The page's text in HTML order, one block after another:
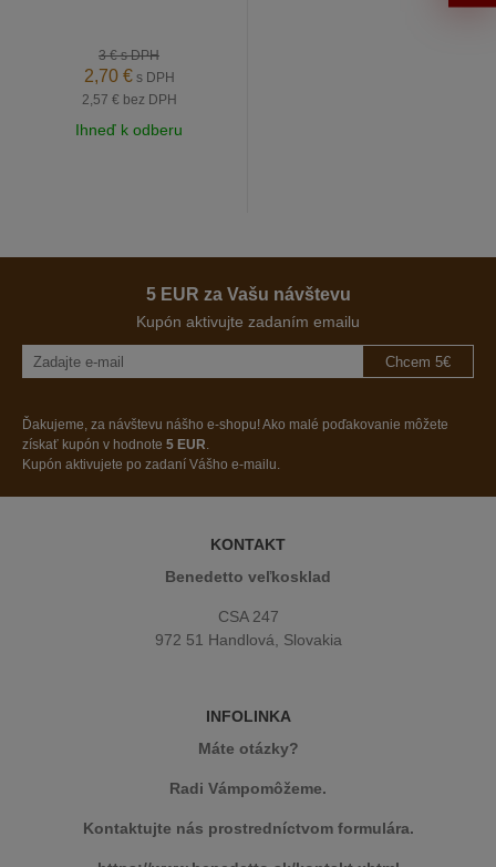
3 €s DPH
2,70 € s DPH
2,57 € bez DPH
Ihneď k odberu
5 EUR za Vašu návštevu
Kupón aktivujte zadaním emailu
Chcem 5€
Ďakujeme, za návštevu nášho e-shopu! Ako malé poďakovanie môžete
získať kupón v hodnote 5 EUR.
Kupón aktivujete po zadaní Vášho e-mailu.
KONTAKT
Benedetto veľkosklad
CSA 247
972 51 Handlová, Slovakia
INFOLINKA
Máte otázky?
Radi Vámpomôžeme.
Kontaktujte nás prostredníctvom formulára.